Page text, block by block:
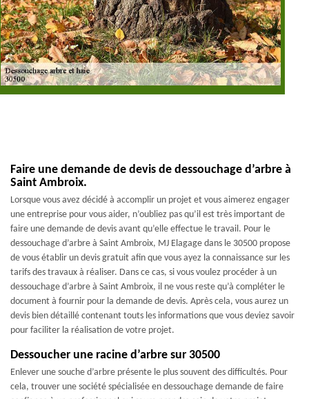
Faire une demande de devis de dessouchage d’arbre à
Saint Ambroix.
Lorsque vous avez décidé à accomplir un projet et vous aimerez engager
une entreprise pour vous aider, n’oubliez pas qu’il est très important de
faire une demande de devis avant qu’elle effectue le travail. Pour le
dessouchage d’arbre à Saint Ambroix, MJ Elagage dans le 30500 propose
de vous établir un devis gratuit afin que vous ayez la connaissance sur les
tarifs des travaux à réaliser. Dans ce cas, si vous voulez procéder à un
dessouchage d’arbre à Saint Ambroix, il ne vous reste qu’à compléter le
document à fournir pour la demande de devis. Après cela, vous aurez un
devis bien détaillé contenant touts les informations que vous deviez savoir
pour faciliter la réalisation de votre projet.
Dessoucher une racine d’arbre sur 30500
Enlever une souche d’arbre présente le plus souvent des difficultés. Pour
cela, trouver une société spécialisée en dessouchage demande de faire